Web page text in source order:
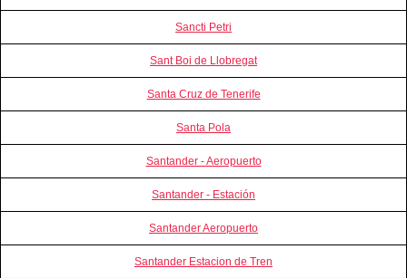
Sancti Petri
Sant Boi de Llobregat
Santa Cruz de Tenerife
Santa Pola
Santander - Aeropuerto
Santander - Estación
Santander Aeropuerto
Santander Estacion de Tren